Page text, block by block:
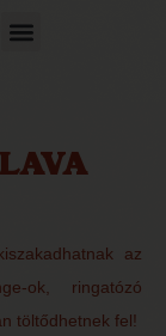
az
ok, ringatózó
töltődhetnek fel!